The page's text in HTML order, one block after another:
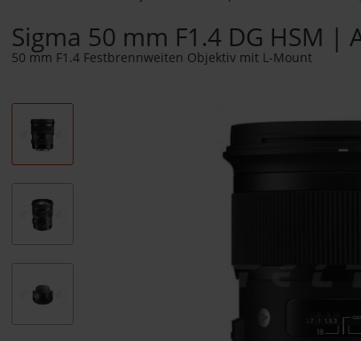
Sigma 50 mm F1.4 DG HSM |
50 mm F1.4 Festbrennweiten Objektiv mit L-Mount